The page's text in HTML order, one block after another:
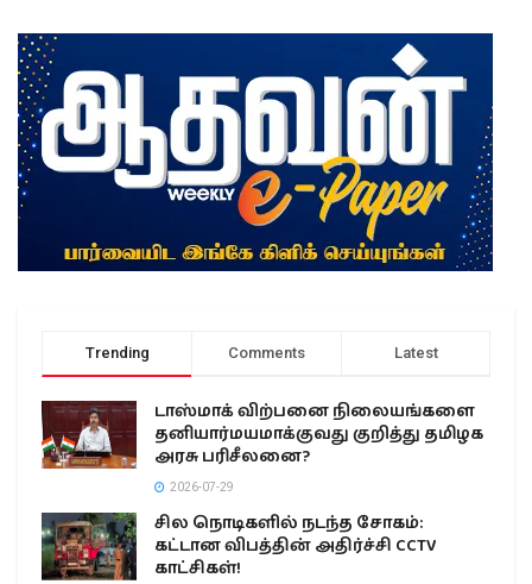
Trending Comments Latest
டாஸ்மாக் விற்பனை நிலையங்களை
தனியார்மயமாக்குவது குறித்து தமிழக
அரசு பரிசீலனை?
2026-07-29
சில நொடிகளில் நடந்த சோகம்:
கட்டான விபத்தின் அதிர்ச்சி CCTV
காட்சிகள்!